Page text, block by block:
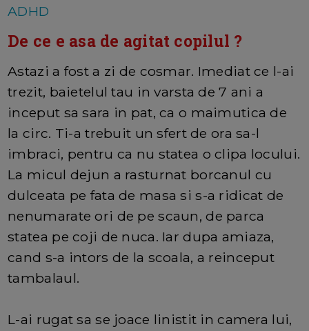
ADHD
De ce e asa de agitat copilul ?
Astazi a fost a zi de cosmar. Imediat ce l-ai
trezit, baietelul tau in varsta de 7 ani a
inceput sa sara in pat, ca o maimutica de
la circ. Ti-a trebuit un sfert de ora sa-l
imbraci, pentru ca nu statea o clipa locului.
La micul dejun a rasturnat borcanul cu
dulceata pe fata de masa si s-a ridicat de
nenumarate ori de pe scaun, de parca
statea pe coji de nuca. Iar dupa amiaza,
cand s-a intors de la scoala, a reinceput
tambalaul.
L-ai rugat sa se joace linistit in camera lui,